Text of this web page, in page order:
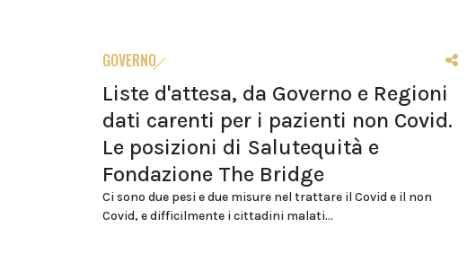
GOVERNO
Liste d'attesa, da Governo e Regioni
dati carenti per i pazienti non Covid.
Le posizioni di Salutequità e
Fondazione The Bridge
Ci sono due pesi e due misure nel trattare il Covid e il non
Covid, e difficilmente i cittadini malati...